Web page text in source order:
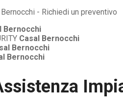
Bernocchi
Casal Bernocchi
Bernocchi
Bernocchi